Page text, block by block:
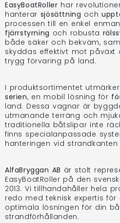
EasyBoatRoller har
hanterar sjösättning och
processen till en enkel
fjärrstyrning och robusta
både säker och bekväm,
skyddas effektivt mot påväxt
trygg förvaring på land.
I produktsortimentet
serien, en mobil lösning för
land. Dessa vagnar är
utmanande terräng och
traditionella båtslipar inte
finns specialanpassade
hanteringen vid
AlfaBryggan AB är stolt
EasyBoatRoller på den
2013. Vi tillhandahåller hela
redo med teknisk expertis
optimala lösningen för din
strandförhållanden.